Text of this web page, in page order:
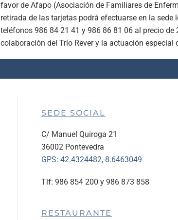
favor de Afapo (Asociación de Familiares de
retirada de las tarjetas podrá efectuarse en la
teléfonos 986 84 21 41 y 986 86 81 06 al precio
colaboración del Trío Rever y la actuación especial
SEDE SOCIAL
C/ Manuel Quiroga 21
36002 Pontevedra
GPS: 42.4324482,-8.6463049
Tlf: 986 854 200 y 986 873 858
RESTAURANTE